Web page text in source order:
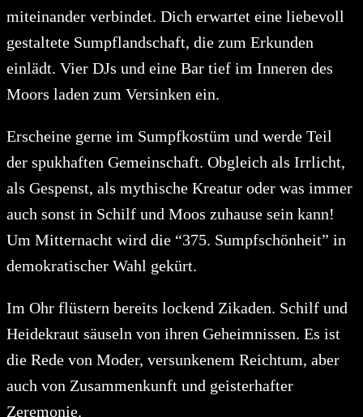
miteinander verbindet. Dich erwartet eine liebevoll
gestaltete Sumpflandschaft, die zum Erkunden
einlädt. Vier DJs und eine Bar tief im Inneren des
Moors laden zum Versinken ein.
Erscheine gerne im Sumpfkostüm und werde Teil
der spukhaften Gemeinschaft. Obgleich als Irrlicht,
als Gespenst, als mythische Kreatur oder was immer
auch sonst in Schilf und Moos zuhause sein kann!
Um Mitternacht wird die “375. Sumpfschönheit” in
demokratischer Wahl gekürt.
Im Ohr flüstern bereits lockend Zikaden. Schilf und
Heidekraut säuseln von ihren Geheimnissen. Es ist
die Rede von Moder, versunkenem Reichtum, aber
auch von Zusammenkunft und geisterhafter
Zeremonie.